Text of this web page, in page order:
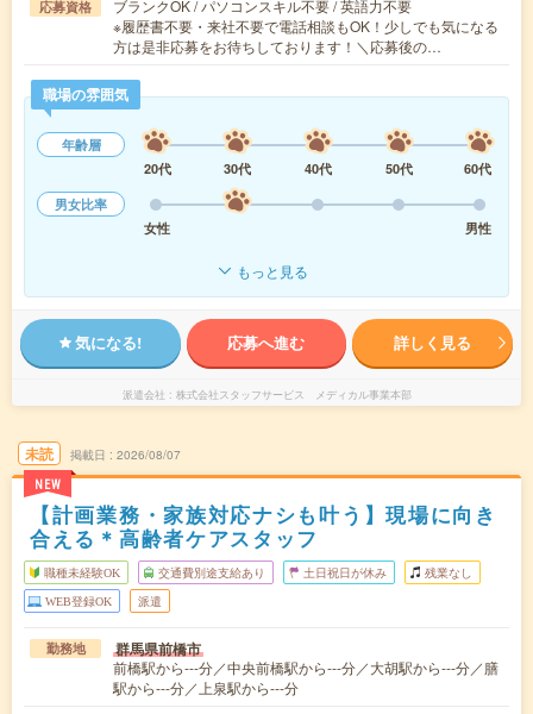
応募資格
ブランクOK / パソコンスキル不要 / 英語力不要
※履歴書不要・来社不要で電話相談もOK！少しでも気になる
方は是非応募をお待ちしております！＼応募後の…
職場の雰囲気
年齢層
20代
30代 40代 50代
60代
男女比率
女性
男性
もっと見る
気になる! 応募へ進む 詳しく見る
派遣会社 株式会社スタッフサービス メディカル事業本部
未読
NEW
掲載日 2026/08/07
【計画業務・家族対応ナシも叶う】現場に向き
合える＊高齢者ケアスタッフ
職種未経験OK 交通費別途支給あり 土日祝日が休み 残業なし
WEB登録OK 派遣
勤務地 群馬県前橋市
前橋駅から---分／中央前橋駅から---分／大胡駅から---分／膳
駅から---分／上泉駅から---分